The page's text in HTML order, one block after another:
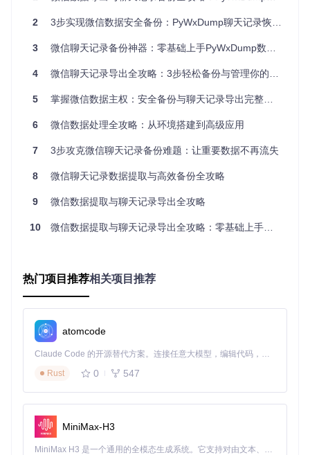
场景化操作：零基础操作指南
要开始使用PyWxDump，首先需要准备好运行环境。从项目仓
库获取源码并完成配置：
git clone
安装完成后，通过以下命令验证工具状态：
常，以便顺利获取项目源码和安装依赖。
获取密钥是解密微信数据的关键步骤。PyWxDump提供了自动
这条命令会自动检测当前运行的微信进程，定位核心模块，扫
密所需的密钥。
有了密钥，就可以进行数据解密和导出了。执行以下命令解密
所有数据库并导出为HTML格式：
2 3步实现微信数据安全备份：PyWxDump聊天记录恢复全攻略
3 微信聊天记录备份神器：零基础上手PyWxDump数据提取全攻略
4 微信聊天记录导出全攻略：3步轻松备份与管理你的重要对话
5 掌握微信数据主权：安全备份与聊天记录导出完整攻略
6 微信数据处理全攻略：从环境搭建到高级应用
7 3步攻克微信聊天记录备份难题：让重要数据不再流失
8 微信聊天记录数据提取与高效备份全攻略
9 微信数据提取与聊天记录导出全攻略
10 微信数据提取与聊天记录导出全攻略：零基础上手高效提取技巧
热门项目推荐相关项目推荐
atomcode
Claude Code 的开源替代方案。连接任意大模型，编辑代码，运行命令，自动验证 — 全自动执行。用 Rust 构建，极致性能。 ｜ An open-source alternative to Claude Code. Connect any LLM, edit code, run commands, and verify changes — autonomously. Built in Rust for speed. Get Started
Rust
0 547
MiniMax-H3
MiniMax H3 是一个通用的全模态生成系统。它支持对由文本、图像、视频和音频组成的多模态上下文进行统一理解，并能生成分辨率高达 2K、时长可达 15 秒的带原生立体声音频的视频。得益于面向任务泛化的系统设计，H3 在预训练阶段就已具备广泛的多模态上下文理解与生成能力，能够出色地执行复杂的多模态指令。